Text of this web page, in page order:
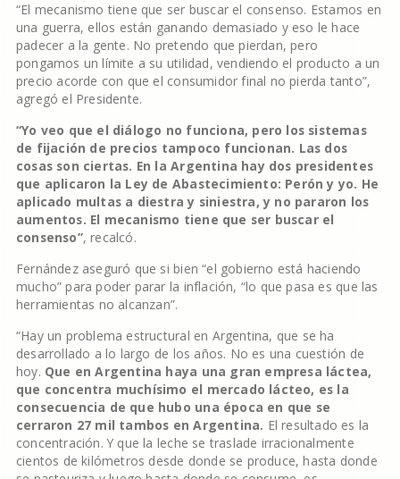
“El mecanismo tiene que ser buscar el consenso. Estamos en
una guerra, ellos están ganando demasiado y eso le hace
padecer a la gente. No pretendo que pierdan, pero
pongamos un límite a su utilidad, vendiendo el producto a un
precio acorde con que el consumidor final no pierda tanto”,
agregó el Presidente.
“Yo veo que el diálogo no funciona, pero los sistemas
de fijación de precios tampoco funcionan. Las dos
cosas son ciertas. En la Argentina hay dos presidentes
que aplicaron la Ley de Abastecimiento: Perón y yo. He
aplicado multas a diestra y siniestra, y no pararon los
aumentos. El mecanismo tiene que ser buscar el
consenso”, recalcó.
Fernández aseguró que si bien “el gobierno está haciendo
mucho” para poder parar la inflación, “lo que pasa es que las
herramientas no alcanzan”.
“Hay un problema estructural en Argentina, que se ha
desarrollado a lo largo de los años. No es una cuestión de
hoy. Que en Argentina haya una gran empresa láctea,
que concentra muchísimo el mercado lácteo, es la
consecuencia de que hubo una época en que se
cerraron 27 mil tambos en Argentina. El resultado es la
concentración. Y que la leche se traslade irracionalmente
cientos de kilómetros desde donde se produce, hasta donde